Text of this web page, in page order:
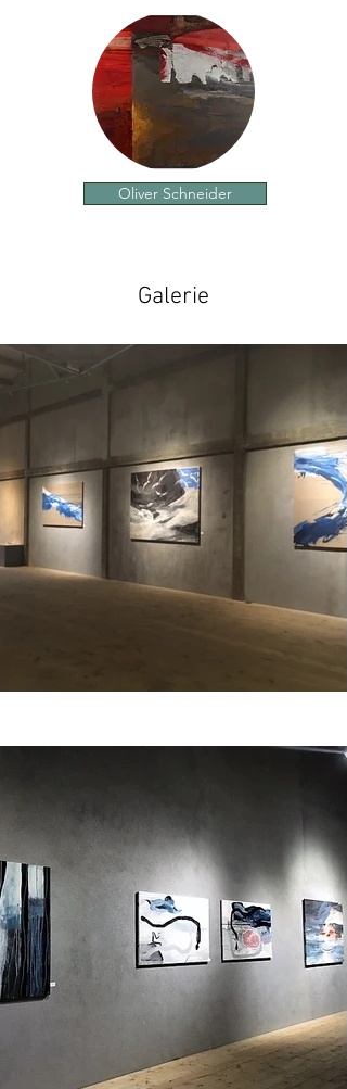
Oliver Schneider
Galerie